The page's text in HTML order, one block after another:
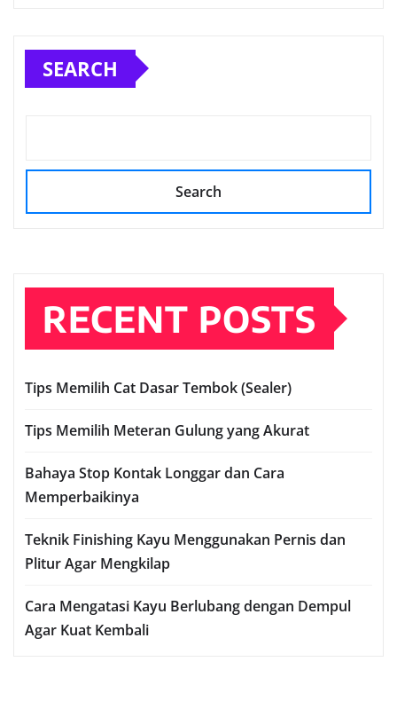
SEARCH
Search
RECENT POSTS
Tips Memilih Cat Dasar Tembok (Sealer)
Tips Memilih Meteran Gulung yang Akurat
Bahaya Stop Kontak Longgar dan Cara
Memperbaikinya
Teknik Finishing Kayu Menggunakan Pernis dan
Plitur Agar Mengkilap
Cara Mengatasi Kayu Berlubang dengan Dempul
Agar Kuat Kembali